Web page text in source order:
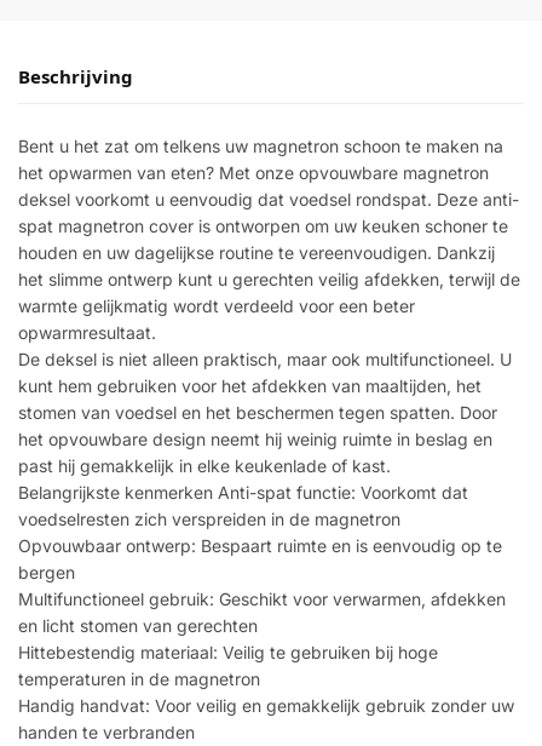
Beschrijving
Bent u het zat om telkens uw magnetron schoon te maken na
het opwarmen van eten? Met onze opvouwbare magnetron
deksel voorkomt u eenvoudig dat voedsel rondspat. Deze anti-
spat magnetron cover is ontworpen om uw keuken schoner te
houden en uw dagelijkse routine te vereenvoudigen. Dankzij
het slimme ontwerp kunt u gerechten veilig afdekken, terwijl de
warmte gelijkmatig wordt verdeeld voor een beter
opwarmresultaat.
De deksel is niet alleen praktisch, maar ook multifunctioneel. U
kunt hem gebruiken voor het afdekken van maaltijden, het
stomen van voedsel en het beschermen tegen spatten. Door
het opvouwbare design neemt hij weinig ruimte in beslag en
past hij gemakkelijk in elke keukenlade of kast.
Belangrijkste kenmerken Anti-spat functie: Voorkomt dat
voedselresten zich verspreiden in de magnetron
Opvouwbaar ontwerp: Bespaart ruimte en is eenvoudig op te
bergen
Multifunctioneel gebruik: Geschikt voor verwarmen, afdekken
en licht stomen van gerechten
Hittebestendig materiaal: Veilig te gebruiken bij hoge
temperaturen in de magnetron
Handig handvat: Voor veilig en gemakkelijk gebruik zonder uw
handen te verbranden